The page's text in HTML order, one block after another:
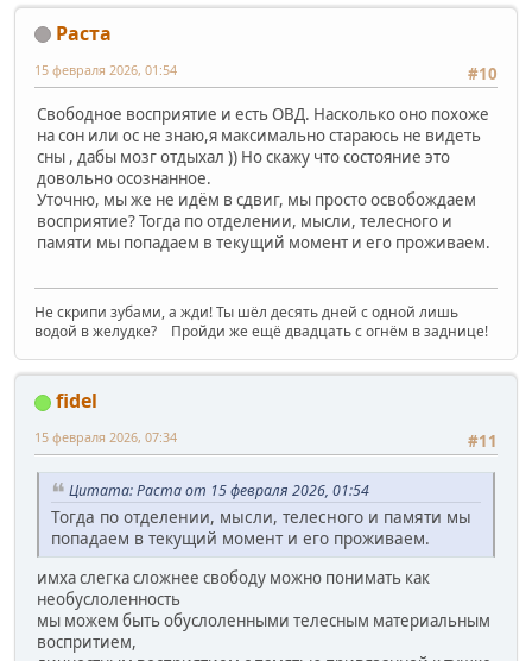
Раста
#10
15 февраля 2026, 01:54
Свободное восприятие и есть ОВД. Насколько оно похоже
на сон или ос не знаю,я максимально стараюсь не видеть
сны , дабы мозг отдыхал )) Но скажу что состояние это
довольно осознанное.
Уточню, мы же не идём в сдвиг, мы просто освобождаем
восприятие? Тогда по отделении, мысли, телесного и
памяти мы попадаем в текущий момент и его проживаем.
Не скрипи зубами, а жди! Ты шёл десять дней с одной лишь
водой в желудке? Пройди же ещё двадцать с огнём в заднице!
fidel
#11
15 февраля 2026, 07:34
Цитата: Раста от 15 февраля 2026, 01:54
Тогда по отделении, мысли, телесного и памяти мы
попадаем в текущий момент и его проживаем.
имха слегка сложнее свободу можно понимать как
необуслоленность
мы можем быть обуслоленными телесным материальным
воспритием,